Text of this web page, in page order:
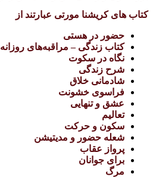
کتاب های کریشنا مورتی عبارتند از
حضور در هستی
کتاب زندگی – مراقبه‌های روزانه
نگاه در سکوت
شرح زندگی
شادمانی خلاق
فراسوی خشونت
عشق و تنهایی
تعالیم
سکون و حرکت
شعله حضور و مدیتیشن
پرواز عقاب
برای جوانان
مرگ